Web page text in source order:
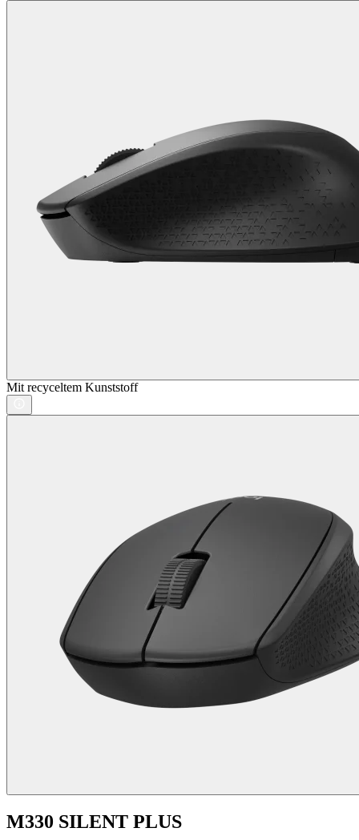
Mit recyceltem Kunststoff
M330 SILENT PLUS